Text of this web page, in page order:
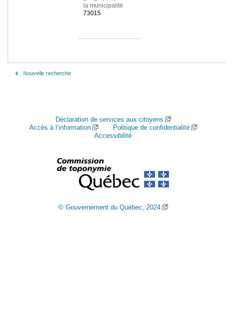
la municipalité
73015
Nouvelle recherche
Déclaration de services aux citoyens
Accès à l’information
Politique de confidentialité
Accessibilité
© Gouvernement du Québec, 2024